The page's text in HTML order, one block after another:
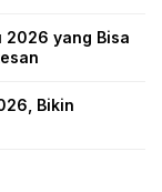
2026 yang Bisa
Bikin